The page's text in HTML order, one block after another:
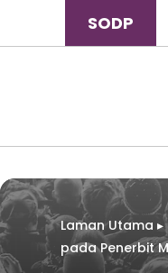
SODP
Laman Utama ▸
pada Penerbit